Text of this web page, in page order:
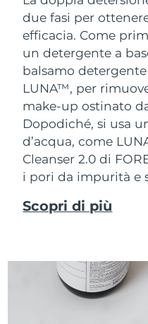
due fasi per
efficacia. Come
un detergente a
balsamo
LUNA™, per
make-up ostinato
Dopodiché, si usa
d’acqua, come
Cleanser 2.0 di
i pori da impurità e
Scopri di più